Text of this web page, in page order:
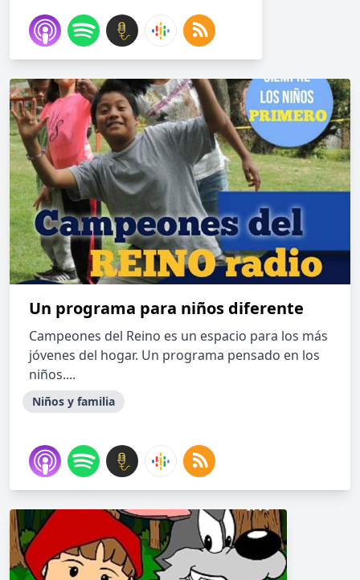
Un programa para niños diferente
Campeones del Reino es un espacio para los más
jóvenes del hogar. Un programa pensado en los
niños....
Niños y familia